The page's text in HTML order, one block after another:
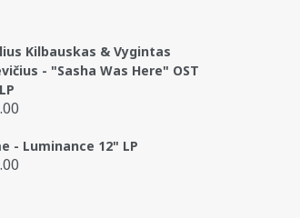
Kilbauskas & Vygintas
- "Sasha Was Here" OST
- Luminance 12" LP